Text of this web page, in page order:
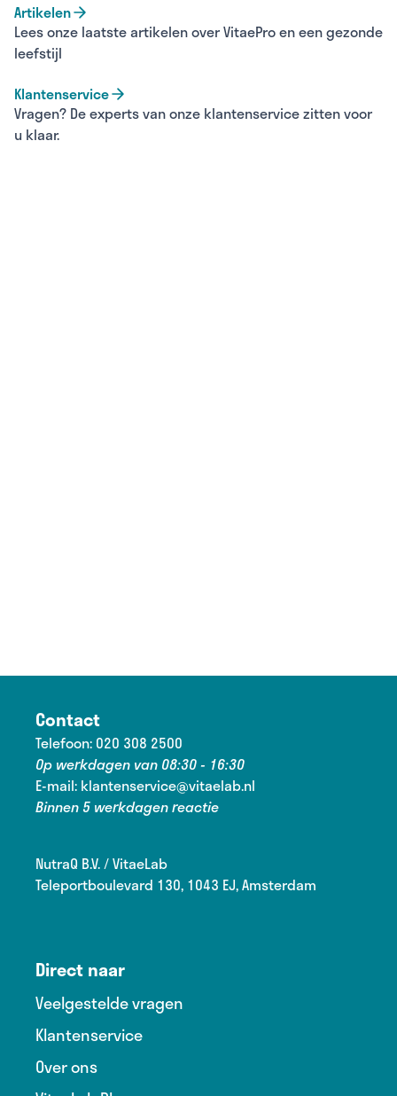
Artikelen
Lees onze laatste artikelen over VitaePro en een gezonde
leefstijl
Klantenservice
Vragen? De experts van onze klantenservice zitten voor
u klaar.
Contact
Telefoon: 020 308 2500
Op werkdagen van 08:30 - 16:30
E-mail: klantenservice@vitaelab.nl
Binnen 5 werkdagen reactie
NutraQ B.V. / VitaeLab
Teleportboulevard 130, 1043 EJ, Amsterdam
Direct naar
Veelgestelde vragen
Klantenservice
Over ons